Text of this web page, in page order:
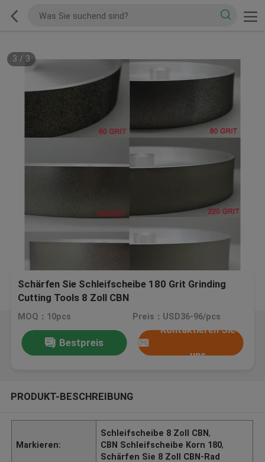
1 / 3
Schärfen Sie Schleifscheibe 180 Grit Grinding
Cutting Tools 8 Zoll CBN
MOQ：10pcs Preis：USD36-96/pcs
Bestpreis
Kontaktieren Sie
uns
PRODUKT-BESCHREIBUNG
Markieren:
Schleifscheibe 8 Zoll CBN,
CBN Schleifscheibe Korn 180,
Schärfen Sie 8 Zoll CBN-Rad